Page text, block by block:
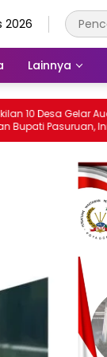
2026
Lainnya
Audensi
Ini Sejumlah